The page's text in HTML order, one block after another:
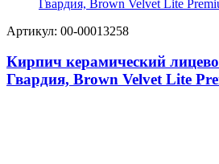
Артикул: 00-00013258
Кирпич керамический
Гвардия, Brown Velvet Lite